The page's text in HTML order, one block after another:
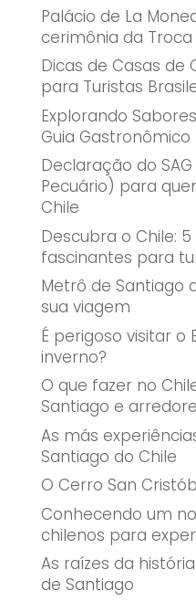
Palácio de La
cerimônia da
Dicas de Casas de
para Turistas
Explorando
Guia
Declaração do
Pecuário) para
Chile
Descubra o Chile:
fascinantes para
Metrô de Santiago
sua viagem
É perigoso visitar o
inverno?
O que fazer no
Santiago e
As más
Santiago do Chile
O Cerro San
Conhecendo um
chilenos para
As raízes da
de Santiago